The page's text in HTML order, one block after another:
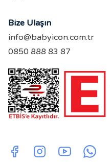
Bize Ulaşın
info@babyicon.com.tr
0850 888 83 87